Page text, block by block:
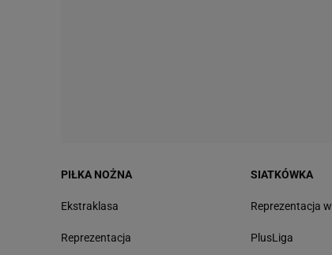
PIŁKA NOŻNA
Ekstraklasa
Reprezentacja
SIATKÓWKA
Reprezentacja
PlusLiga